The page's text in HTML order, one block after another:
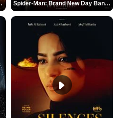
VO STFR Spider-Man: Brand New Day Bande-annonce VO STFR